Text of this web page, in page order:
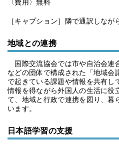
〈費用〉無料
［キャプション］隣で通訳しな
地域との連携
国際交流協会では市や自治会連
などの団体で構成された「地域会
で起きている課題や情報を共有し
情報を得ながら外国人の生活に役
て、地域と行政で連携を図り、暮
います。
日本語学習の支援